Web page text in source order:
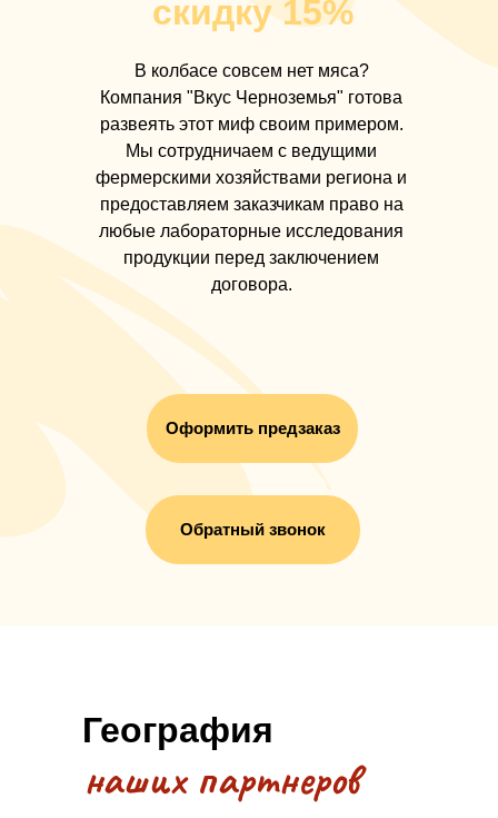
скидку 15%
В колбасе совсем нет мяса?
Компания "Вкус Черноземья" готова
развеять этот миф своим примером.
Мы сотрудничаем с ведущими
фермерскими хозяйствами региона и
предоставляем заказчикам право на
любые лабораторные исследования
продукции перед заключением
договора.
Оформить предзаказ
Обратный звонок
География
наших партнеров